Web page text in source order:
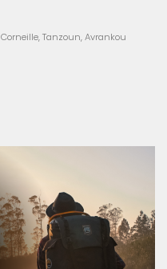
Tanzoun, Avrankou